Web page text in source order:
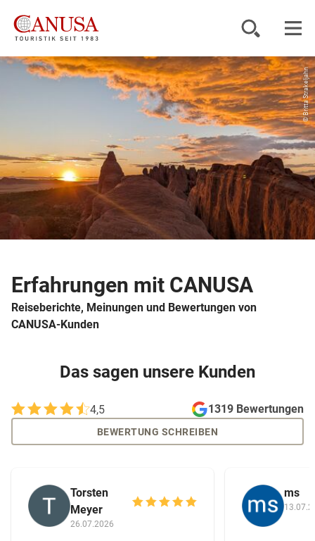
Reiseziele
Inspiration
Service
© Britta Strakeljahn
Erfahrungen mit CANUSA
Reiseberichte, Meinungen und Bewertungen von
CANUSA-Kunden
Das sagen unsere Kunden
4,5 1319 Bewertungen
BEWERTUNG SCHREIBEN
Torsten
Meyer
26.07.2026
ms